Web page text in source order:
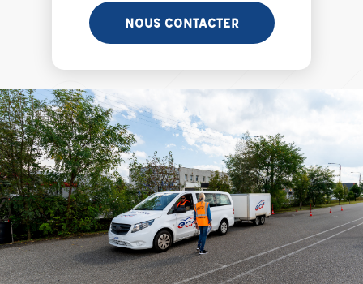
NOUS CONTACTER